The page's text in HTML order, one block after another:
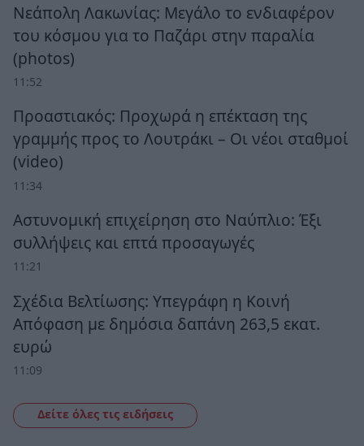
Νεάπολη Λακωνίας: Μεγάλο το ενδιαφέρον
του κόσμου για το Παζάρι στην παραλία
(photos)
11:52
Προαστιακός: Προχωρά η επέκταση της
γραμμής προς το Λουτράκι – Οι νέοι σταθμοί
(video)
11:34
Αστυνομική επιχείρηση στο Ναύπλιο: Έξι
συλλήψεις και επτά προσαγωγές
11:21
Σχέδια Βελτίωσης: Υπεγράφη η Κοινή
Απόφαση με δημόσια δαπάνη 263,5 εκατ.
ευρώ
11:09
Δείτε όλες τις ειδήσεις